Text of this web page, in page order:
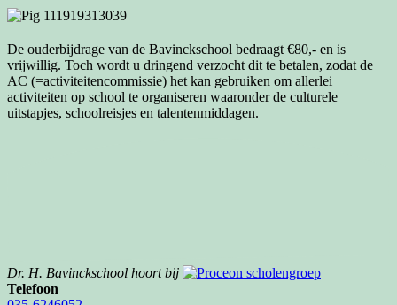
De ouderbijdrage van de Bavinckschool bedraagt €80,- en is
vrijwillig. Toch wordt u dringend verzocht dit te betalen, zodat de
AC (=activiteitencommissie) het kan gebruiken om allerlei
activiteiten op school te organiseren waaronder de culturele
uitstapjes, schoolreisjes en talentenmiddagen.
Dr. H. Bavinckschool hoort bij
Telefoon